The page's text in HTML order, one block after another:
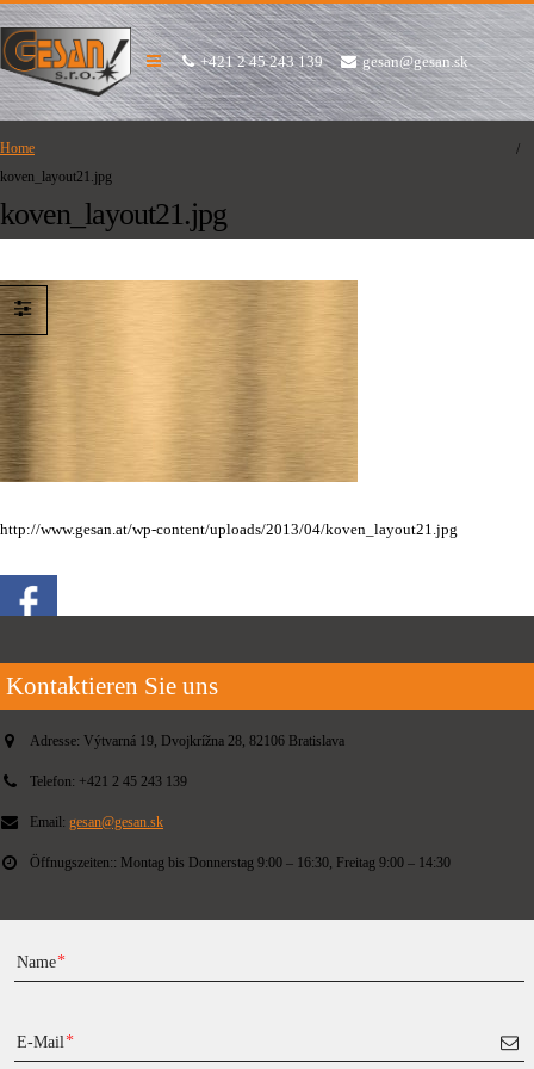
+421 2 45 243 139 gesan@gesan.sk
Home
koven_layout21.jpg
koven_layout21.jpg
http://www.gesan.at/wp-content/uploads/2013/04/koven_layout21.jpg
Kontaktieren Sie uns
Adresse: Výtvarná 19, Dvojkrížna 28, 82106 Bratislava
Telefon: +421 2 45 243 139
Email: gesan@gesan.sk
Öffnugszeiten:: Montag bis Donnerstag 9:00 – 16:30, Freitag 9:00 – 14:30
Name
E-Mail